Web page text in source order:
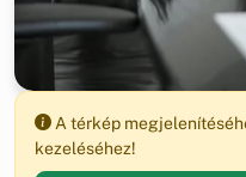
A térkép
kezeléséhez!